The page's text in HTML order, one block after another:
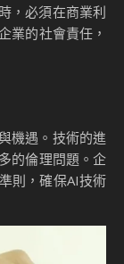
，必須在商業利
業的社會責任，
機遇。技術的進
的倫理問題。企
則，確保AI技術